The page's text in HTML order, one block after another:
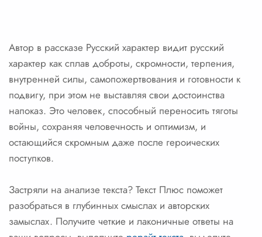
Автор в рассказе Русский характер видит русский
характер как сплав доброты, скромности, терпения,
внутренней силы, самопожертвования и готовности к
подвигу, при этом не выставляя свои достоинства
напоказ. Это человек, способный переносить тяготы
войны, сохраняя человечность и оптимизм, и
остающийся скромным даже после героических
поступков.
Застряли на анализе текста? Текст Плюс поможет
разобраться в глубинных смыслах и авторских
замыслах. Получите четкие и лаконичные ответы на